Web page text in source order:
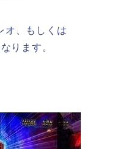
オ、もしくは
ります。